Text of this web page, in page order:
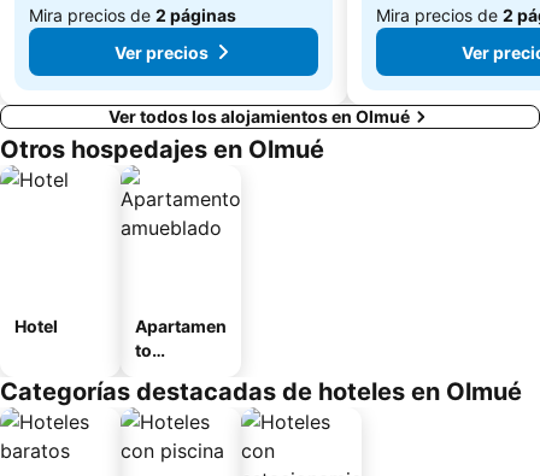
Mira precios de 2 páginas
Ver precios
Mira precios de 2
Ver
Ver todos los alojamientos en Olmué
Otros hospedajes en Olmué
Hotel
Apartamen
to
o
Categorías destacadas de hoteles en Olmué